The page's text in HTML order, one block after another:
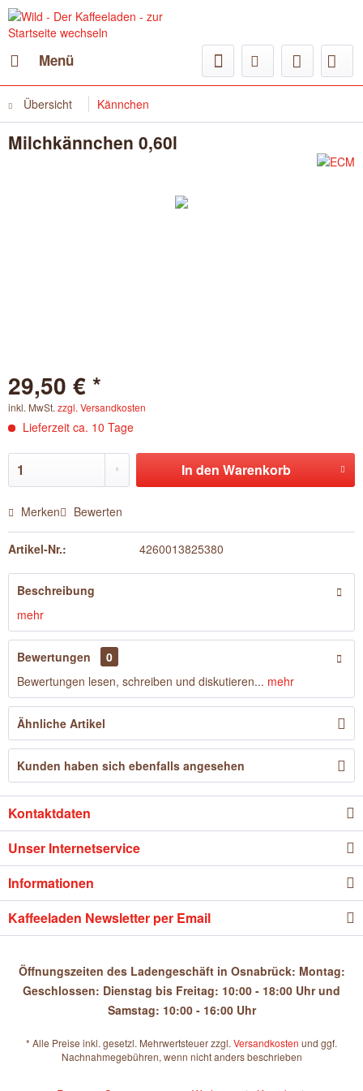
Menü
Übersicht Kännchen
Milchkännchen 0,60l
29,50 € *
inkl. MwSt. zzgl. Versandkosten
Lieferzeit ca. 10 Tage
In den Warenkorb
Merken Bewerten
Artikel-Nr.: 4260013825380
Beschreibung
mehr
Bewertungen
0
Bewertungen lesen, schreiben und diskutieren... mehr
Ähnliche Artikel
Kunden haben sich ebenfalls angesehen
Kontaktdaten
Unser Internetservice
Informationen
Kaffeeladen Newsletter per Email
Öffnungszeiten des Ladengeschäft in Osnabrück: Montag:
Geschlossen: Dienstag bis Freitag: 10:00 - 18:00 Uhr und
Samstag: 10:00 - 16:00 Uhr
* Alle Preise inkl. gesetzl. Mehrwertsteuer zzgl. Versandkosten und ggf.
Nachnahmegebühren, wenn nicht anders beschrieben